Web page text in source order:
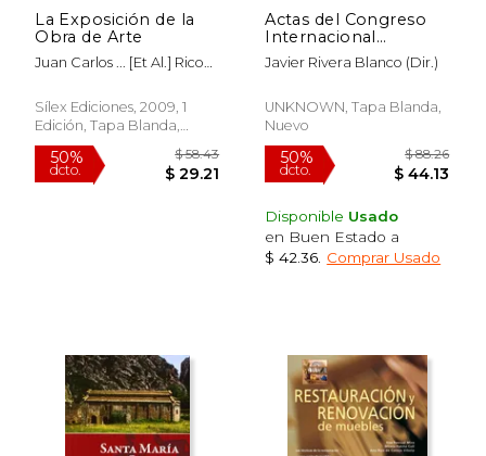
La Exposición de la
Obra de Arte
Juan Carlos ... [Et Al.] Rico
Alonso
Sílex Ediciones, 2009, 1
Edición, Tapa Blanda,
Nuevo
50%
dcto. $ 29.21
Actas del Congreso
Internacional
"Restaurar la
memoria" 2004
Javier Rivera Blanco (dir.)
UNKNOWN, Tapa Blanda,
Nuevo
50%
dcto.
Disponible Usado
en Buen Estado a
$ 42.36 Comprar Usado